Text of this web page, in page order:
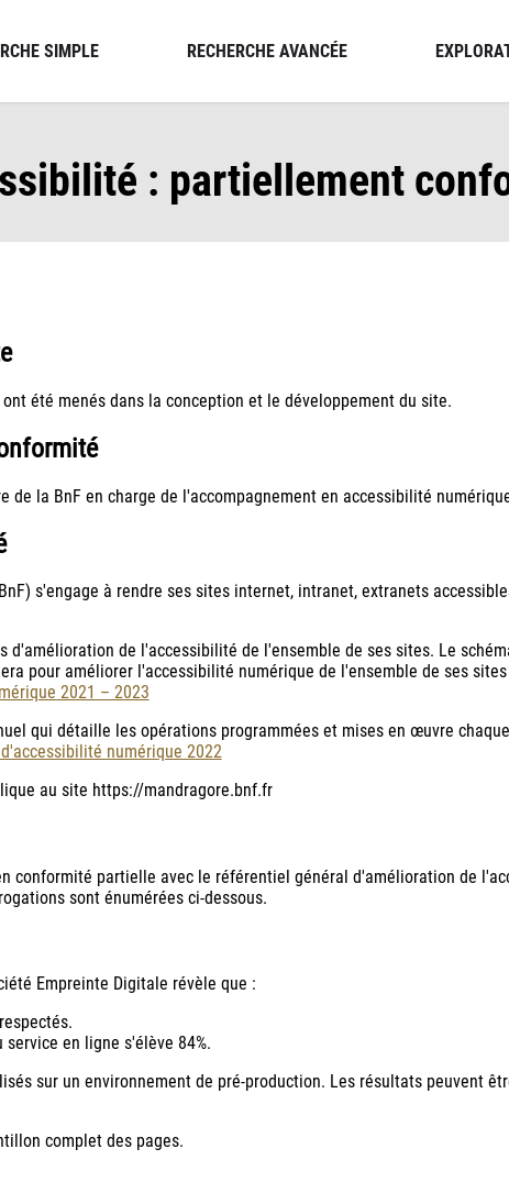
SIMPLE RECHERCHE AVANCÉE
: partiellement
été menés dans la conception et le développement du site.
de la BnF en charge de l'accompagnement en accessibilité
s'engage à rendre ses sites internet, intranet, extranets
d'amélioration de l'accessibilité de l'ensemble de ses sites. Le
pour améliorer l'accessibilité numérique de l'ensemble de ses
2021 – 2023
qui détaille les opérations programmées et mises en œuvre
numérique 2022
au site https://mandragore.bnf.fr
conformité partielle avec le référentiel général d'amélioration de
sont énumérées ci-dessous.
Empreinte Digitale révèle que :
en ligne s'élève 84%.
sur un environnement de pré-production. Les résultats peuvent
complet des pages.